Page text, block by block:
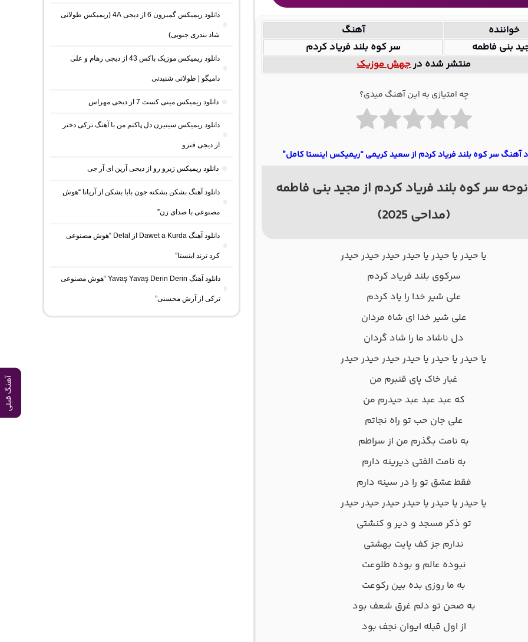
آهنگ قبلی
خواننده
آهنگ
بنی فاطمه
سر کوه بلند فریاد کردم
منتشر شده درجهش موزیک
چه امتیازی به این آهنگ میدی؟
آهنگ سر کوه بلند فریاد کردم از سعید کریمی “ریمیکس اینستا کامل”
سر کوه بلند فریاد کردم از مجید بنی فاطمه
(مداحی 2025)
ﻳﺎ ﺣﻴﺪر ﻳﺎ ﺣﻴﺪر ﻳﺎ ﺣﻴﺪر ﺣﻴﺪر ﺣﻴﺪر ﺣﻴﺪر
ﺳﺮﻛﻮی ﺑﻠﻨﺪ ﻓﺮﻳﺎد ﻛﺮدم
ﻋﻠﻰ ﺷﻴﺮ ﺧﺪا را ﻳﺎد ﻛﺮدم
ﻋﻠﻰ ﺷﻴﺮ ﺧﺪا ای ﺷﺎه ﻣﺮدان
دل ﻧﺎﺷﺎد ﻣﺎ را ﺷﺎد ﮔﺮدان
ﻳﺎ ﺣﻴﺪر ﻳﺎ ﺣﻴﺪر ﻳﺎ ﺣﻴﺪر ﺣﻴﺪر ﺣﻴﺪر ﺣﻴﺪر
ﻏﺒﺎر ﺧﺎک ﭘﺎی ﻗﻨﺒﺮم ﻣﻦ
ﻛﻪ ﻋﺒﺪ ﻋﺒﺪ ﻋﺒﺪ ﺣﻴﺪرم ﻣﻦ
ﻋﻠﻰ ﺟﺎن ﺣﺐ ﺗﻮ راه ﻧﺠﺎﺗﻢ
ﺑﻪ ﻧﺎﻣﺖ ﺑﮕﺬرم ﻣﻦ از ﺳﺮاﻃﻢ
ﺑﻪ ﻧﺎﻣﺖ اﻟﻔﺘﻰ دﻳﺮﻳﻨﻪ دارم
ﻓﻘﻄ ﻋﺸﻖ ﺗﻮ را در ﺳﻴﻨﻪ دارم
ﻳﺎ ﺣﻴﺪر ﻳﺎ ﺣﻴﺪر ﻳﺎ ﺣﻴﺪر ﺣﻴﺪر ﺣﻴﺪر ﺣﻴﺪر
ﺗﻮ ذﻛﺮ ﻣﺴﺠﺪ و دﻳﺮ و ﻛﻨﺸﺘﻰ
ﻧﺪارم ﺟﺰ ﻛﻒ ﭘﺎﻳﺖ ﺑﻬﺸﺘﻰ
ﻧﺒﻮده ﻋﺎﻟﻢ و ﺑﻮده ﻃﻠﻮﻋﺖ
ﺑﻪ ﻣﺎ روزی ﺑﺪه ﺑﻴﻦ رﻛﻮﻋﺖ
ﺑﻪ ﺻﺤﻦ ﺗﻮ دﻟﻢ ﻏﺮق ﺷﻌﻒ ﺑﻮد
از اول ﻗﺒﻠﻪ اﻳﻮان ﻧﺠﻒ ﺑﻮد
دانلود ریمیکس گمبرون 6 از دیجی 4A (ریمیکس طولانی
شاد بندری جنوبی)
دانلود ریمیکس موزیک باکس 43 از دیجی رهام و علی
دامیگو | طولانی شنیدنی
دانلود ریمیکس مینی کست 7 از دیجی مهراس
دانلود ریمیکس سیتیزن دل پاکتم من با آهنگ ترکی دختر
از دیجی فنزو
دانلود ریمیکس زیرو رو از دیجی آرین ای آر جی
دانلود آهنگ بشکن بشکنه جون بابا بشکن از آریانا “هوش
مصنوعی با صدای زن”
دانلود آهنگ Dawet a Kurda از Delal “هوش مصنوعی
کرد ترند اینستا”
دانلود آهنگ Yavaş Yavaş Derin Derin “هوش مصنوعی
ترکی از آرش محسنی”